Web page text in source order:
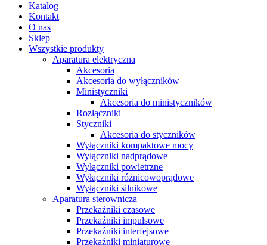
Katalog
Kontakt
O nas
Sklep
Wszystkie produkty
Aparatura elektryczna
Akcesoria
Akcesoria do wyłączników
Ministyczniki
Akcesoria do ministyczników
Rozłączniki
Styczniki
Akcesoria do styczników
Wyłączniki kompaktowe mocy
Wyłączniki nadprądowe
Wyłączniki powietrzne
Wyłączniki różnicowoprądowe
Wyłączniki silnikowe
Aparatura sterownicza
Przekaźniki czasowe
Przekaźniki impulsowe
Przekaźniki interfejsowe
Przekaźniki miniaturowe